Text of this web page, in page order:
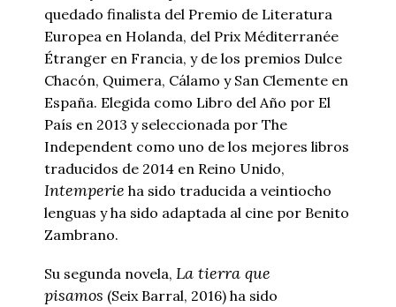
quedado finalista del Premio de Literatura
Europea en Holanda, del Prix Méditerranée
Étranger en Francia, y de los premios Dulce
Chacón, Quimera, Cálamo y San Clemente en
España. Elegida como Libro del Año por El
País en 2013 y seleccionada por The
Independent como uno de los mejores libros
traducidos de 2014 en Reino Unido,
Intemperie ha sido traducida a veintiocho
lenguas y ha sido adaptada al cine por Benito
Zambrano.
Su segunda novela, La tierra que
pisamos (Seix Barral, 2016) ha sido